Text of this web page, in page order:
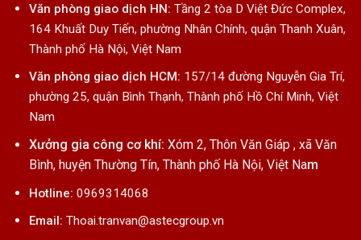
Văn phòng giao dịch HN: Tầng 2 tòa D Việt Đức Complex,
164 Khuất Duy Tiến, phường Nhân Chính, quận Thanh Xuân,
Thành phố Hà Nội, Việt Nam
Văn phòng giao dịch HCM: 157/14 đường Nguyễn Gia Trí,
phường 25, quận Bình Thạnh, Thành phố Hồ Chí Minh, Việt
Nam
Xưởng gia công cơ khí: Xóm 2, Thôn Văn Giáp , xã Văn
Bình, huyện Thường Tín, Thành phố Hà Nội, Việt Nam
Hotline: 0969314068
Email: Thoai.tranvan@astecgroup.vn